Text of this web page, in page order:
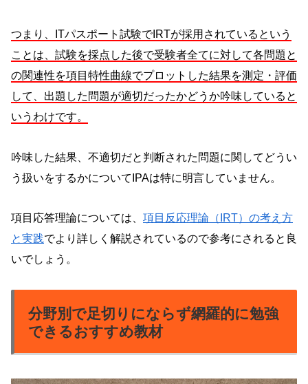
つまり、ITパスポート試験でIRTが採用されているという
ことは、試験を採点した後で受験者全てに対して各問題と
の関連性を項目特性曲線でプロットした結果を測定・評価
して、出題した問題が適切だったかどうか吟味していると
いうわけです。
吟味した結果、不適切だと判断された問題に関してどうい
う扱いをするかについてIPAは特に明言していません。
項目応答理論については
項目反応理論（IRT）の考え方
と実践でより詳しく解説されているので参考にされると良
いでしょう。
分野別で足切りにならず網羅的に勉強
できるおすすめ教材